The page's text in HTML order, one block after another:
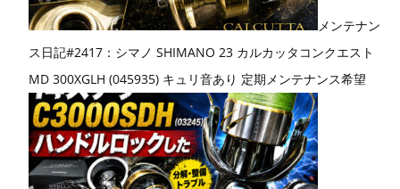
メンテナン
ス日記#2417：シマノ SHIMANO 23 カルカッタコンクエスト
MD 300XGLH (045935) キュリ音あり 定期メンテナンス希望